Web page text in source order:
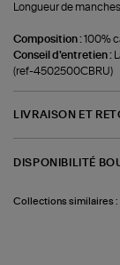
Longueur de
Composition :100%
Conseil d'entretien :
(ref-4502500CBRU)
LIVRAISON ET
DISPONIBILITÉ
Collections similaires :